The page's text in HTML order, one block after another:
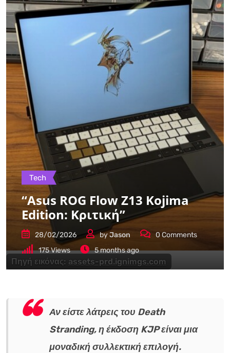
Πηγή εικόνας: assets-prd.ignimgs.com
Tech
“Asus ROG Flow Z13 Kojima
Edition: Κριτική”
28/02/2026 byJason 0 Comments
175Views 5 months ago
Αν είστε λάτρεις του Death
Stranding, η έκδοση KJP είναι μια
μοναδική συλλεκτική επιλογή.